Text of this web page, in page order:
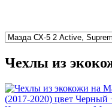
Чехлы из